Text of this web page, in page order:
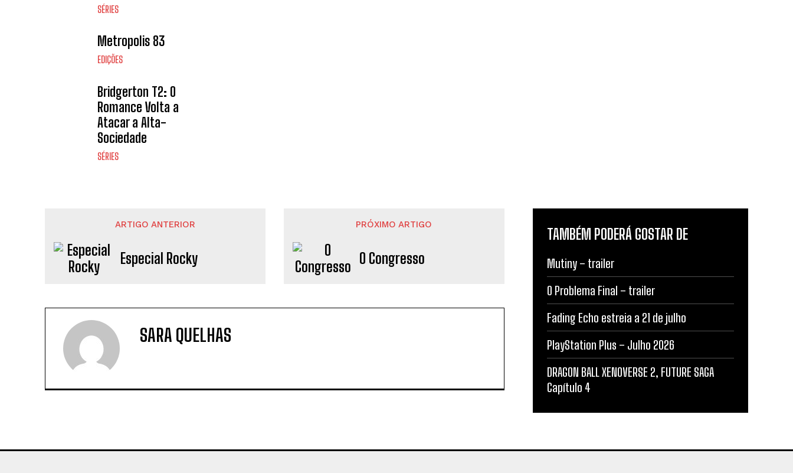
SÉRIES
Metropolis 83
EDIÇÕES
Bridgerton T2: O
Romance Volta a
Atacar a Alta-
Sociedade
SÉRIES
ARTIGO ANTERIOR
Especial Rocky
PRÓXIMO ARTIGO
O Congresso
SARA QUELHAS
TAMBÉM PODERÁ GOSTAR DE
Mutiny – trailer
O Problema Final – trailer
Fading Echo estreia a 21 de julho
PlayStation Plus – Julho 2026
DRAGON BALL XENOVERSE 2, FUTURE SAGA
Capítulo 4